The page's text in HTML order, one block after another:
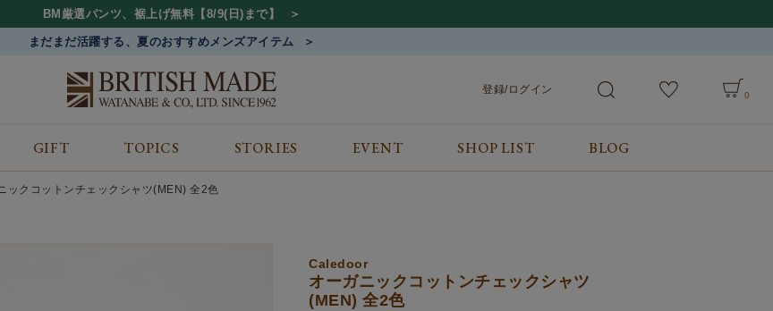
BM厳選パンツ、裾上げ無料【8/9(日)まで】
まだまだ活躍する、夏のおすすめメンズアイテム
テゴリから探す
コンテンツをみる
CONCEPT
会員サービス
ご利用ガイド/お問合せ
登録/ログイン
検索
0
GIFT TOPICS STORIES EVENT SHOP LIST BLOG
ックコットンチェックシャツ(MEN) 全2色
Caledoor
オーガニックコットンチェックシャツ
(MEN) 全2色